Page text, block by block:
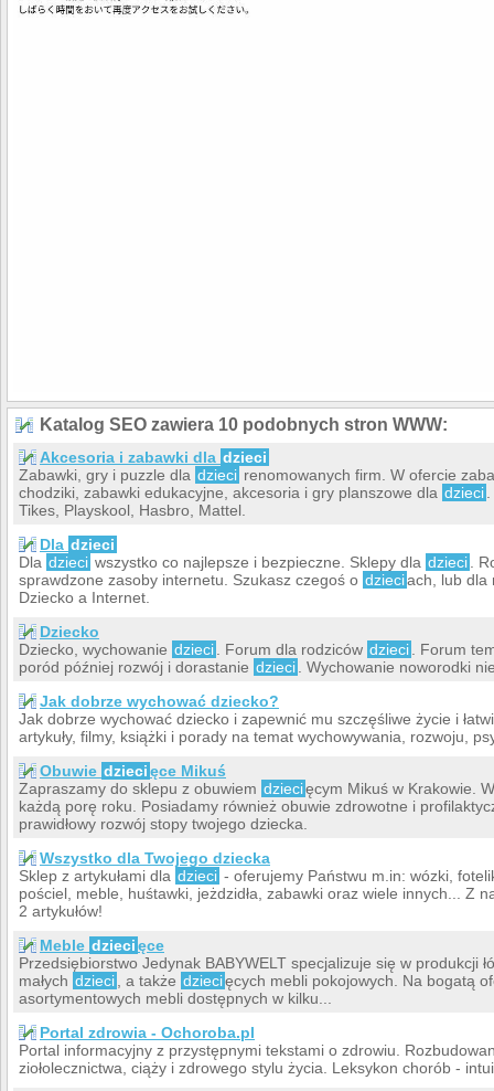
Katalog SEO zawiera 10 podobnych stron WWW:
Akcesoria i zabawki dla dzieci
Zabawki, gry i puzzle dla dzieci renomowanych firm. W ofercie
chodziki, zabawki edukacyjne, akcesoria i gry planszowe dla dzieci
Tikes, Playskool, Hasbro, Mattel.
Dla dzieci
Dla dzieci wszystko co najlepsze i bezpieczne. Sklepy dla dzieci
.
sprawdzone zasoby internetu. Szukasz czegoś o dzieciach, lub dla
Dziecko a Internet.
Dziecko
Dziecko, wychowanie dzieci . Forum dla rodziców dzieci
. Forum
poród później rozwój i dorastanie dzieci
. Wychowanie noworodki
Jak dobrze wychować dziecko?
Jak dobrze wychować dziecko i zapewnić mu szczęśliwe życie i
artykuły, filmy, książki i porady na temat wychowywania, rozwoju,
Obuwie dziecięce Mikuś
Zapraszamy do sklepu z obuwiem dziecięcym Mikuś w Krakowie.
każdą porę roku. Posiadamy również obuwie zdrowotne i
prawidłowy rozwój stopy twojego dziecka.
Wszystko dla Twojego dziecka
Sklep z artykułami dla dzieci - oferujemy Państwu m.in: wózki,
pościel, meble, huśtawki, jeżdzidła, zabawki oraz wiele innych... Z
2 artykułów!
Meble dziecięce
Przedsiębiorstwo Jedynak BABYWELT specjalizuje się w produkcji
małych dzieci , a także dziecięcych mebli pokojowych. Na bogatą
asortymentowych mebli dostępnych w kilku...
Portal zdrowia - Ochoroba.pl
Portal informacyjny z przystępnymi tekstami o zdrowiu.
ziołolecznictwa, ciąży i zdrowego stylu życia. Leksykon chorób -